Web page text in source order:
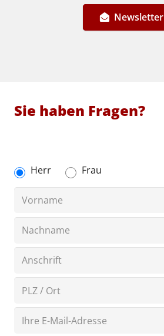
Newsletter
Sie haben Fragen?
Herr Frau